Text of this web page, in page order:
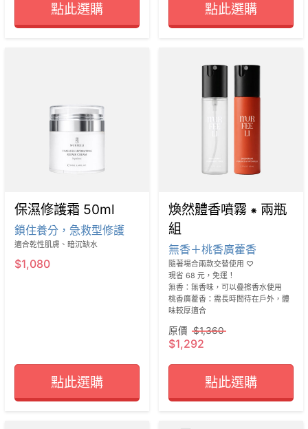
點此選購 點此選購
保濕修護霜 50ml
鎖住養分，急救型修護
適合乾性肌膚、暗沉缺水
$1,080
點此選購
煥然體香噴霧 ⁕ 兩瓶
組
無香＋桃香廣藿香
隨著場合兩款交替使用 ♡
現省 68 元，免運！
無香：無香味，可以疊擦香水使用
桃香廣藿香：需長時間待在戶外，體
味較厚適合
原價 $1,360
$1,292
點此選購